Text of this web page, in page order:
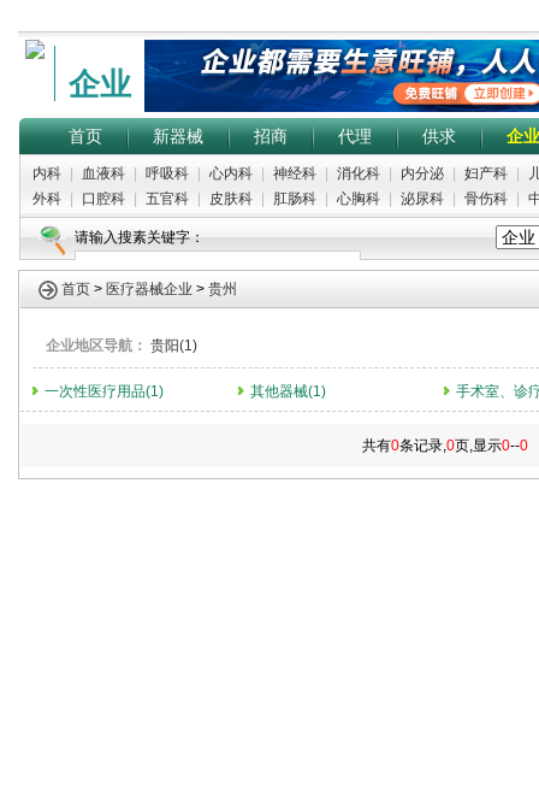
企业
首页 新器械 招商 代理 供求 企业
内科 血液科 呼吸科 心内科 神经科 消化科 内分泌 妇产科
外科
口腔科 五官科 皮肤科 肛肠科 心胸科 泌尿科 骨伤科
请输入搜素关键字：
首页 > 医疗器械企业 > 贵州
企业地区导航： 贵阳(1)
一次性医疗用品(1) 其他器械(1) 手术室、诊
共有0条记录,0页,显示0--0